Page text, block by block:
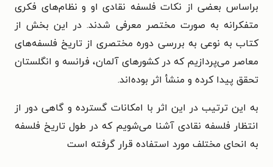
براساس بعضی از نکات فلسفه نقادی او و نظام‌های فکری
متفکرانه به صورت مختصر معرفی شدند. در این بخش از
کتاب به نوعی به بررسی دوره مختصری از تاریخ فلسفه‌های
معاصر می‌پردازیم که در کشورهای آلمان، فرانسه و انگلستان
تحقق پیدا کرده و منشأ اثر بوده‌اند.
به این ترتیب در این اثر با امکانات گسترده و گاهی دور از
انتظار فلسفه نقادی آشنا می‌شویم که در طول تاریخ فلسفه
به انحای مختلف مورد استفاده قرار گرفته است